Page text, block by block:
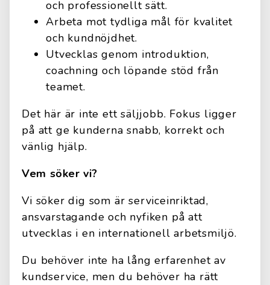
och professionellt sätt.
Arbeta mot tydliga mål för kvalitet
och kundnöjdhet.
Utvecklas genom introduktion,
coachning och löpande stöd från
teamet.
Det här är inte ett säljjobb. Fokus ligger
på att ge kunderna snabb, korrekt och
vänlig hjälp.
Vem söker vi?
Vi söker dig som är serviceinriktad,
ansvarstagande och nyfiken på att
utvecklas i en internationell arbetsmiljö.
Du behöver inte ha lång erfarenhet av
kundservice, men du behöver ha rätt